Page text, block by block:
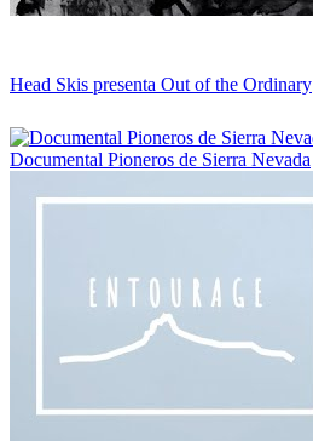
Head Skis presenta Out of the Ordinary
Documental Pioneros de Sierra Nevada